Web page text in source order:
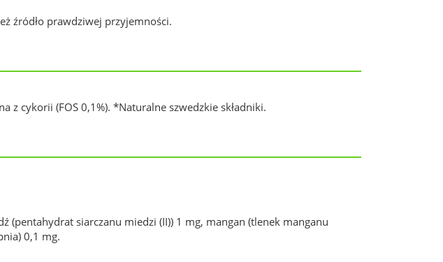
źródło prawdziwej przyjemności.
z cykorii (FOS 0,1%). *Naturalne szwedzkie składniki.
siarczanu miedzi (II)) 1 mg, mangan (tlenek manganu
0,1 mg.